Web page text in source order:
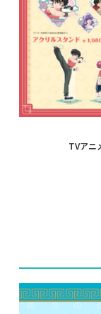
TVアニ